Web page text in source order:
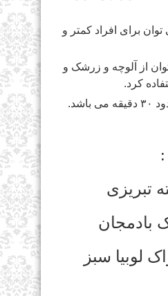
توان برای افراد کمتر و
از آلوچه و زرشک و
کرد.
تبریزی
بادمجان
لوبیا سبز